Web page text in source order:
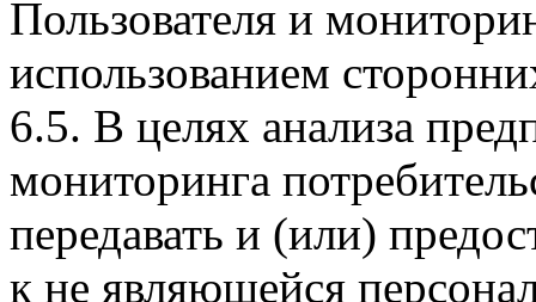
Пользователя и
использованием
6.5. В целях анализа
мониторинга
передавать и (или)
к не являющейся